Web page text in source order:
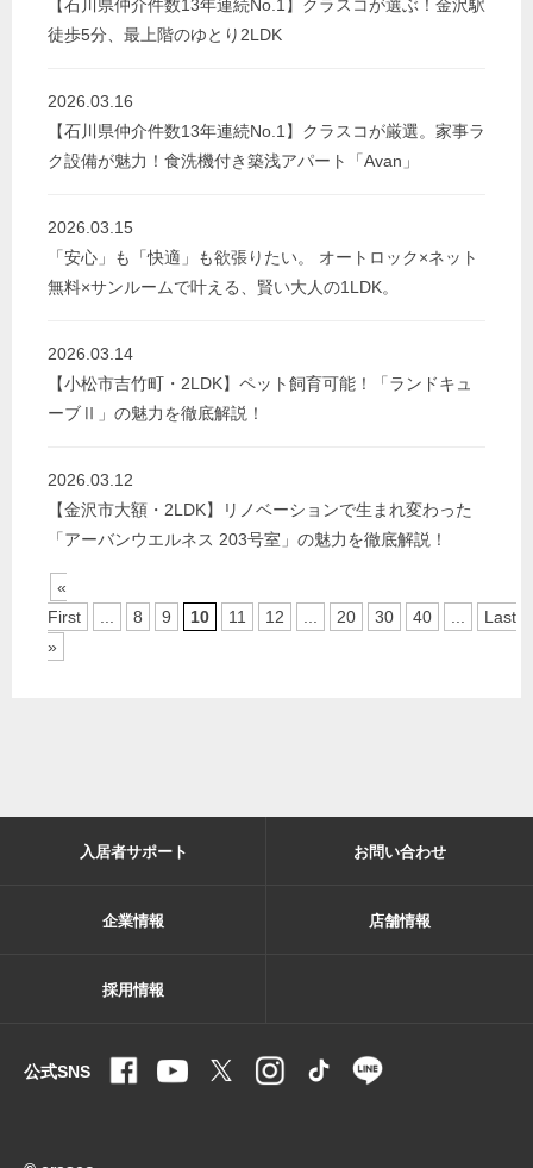
【石川県仲介件数13年連続No.1】クラスコが選ぶ！金沢駅
徒歩5分、最上階のゆとり2LDK
2026.03.16
【石川県仲介件数13年連続No.1】クラスコが厳選。家事ラ
ク設備が魅力！食洗機付き築浅アパート「Avan」
2026.03.15
「安心」も「快適」も欲張りたい。 オートロック×ネット
無料×サンルームで叶える、賢い大人の1LDK。
2026.03.14
【小松市吉竹町・2LDK】ペット飼育可能！「ランドキュ
ーブⅡ」の魅力を徹底解説！
2026.03.12
【金沢市大額・2LDK】リノベーションで生まれ変わった
「アーバンウエルネス 203号室」の魅力を徹底解説！
«
First
8 9 10 11 12 20 30 40
Last
»
入居者サポート お問い合わせ
企業情報 店舗情報
採用情報
公式SNS